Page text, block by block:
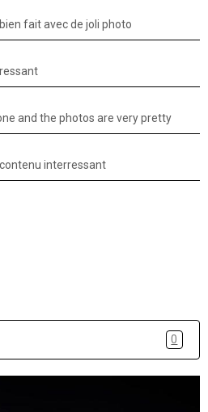
fait avec de joli photo
and the photos are very pretty
interressant
0